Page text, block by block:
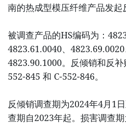
南的热成型模压纤维产品发起
被调查产品的HS编码为：
4823.61.0040、4823.69.0020
4823.90.1000。反倾销和反
552-845 和 C-552-846。
反倾销调查期为2024年4月1
查期自2023年起。损害调查